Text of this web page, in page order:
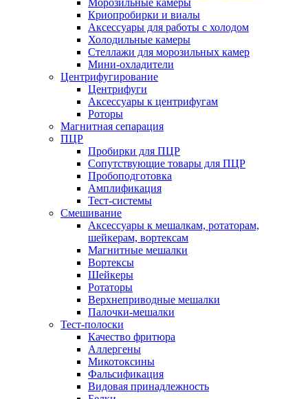
Морозильные камеры
Криопробирки и виалы
Аксессуары для работы с холодом
Холодильные камеры
Стеллажи для морозильных камер
Мини-охладители
Центрифугирование
Центрифуги
Аксессуары к центрифугам
Роторы
Магнитная сепарация
ПЦР
Пробирки для ПЦР
Сопутствующие товары для ПЦР
Пробоподготовка
Амплификация
Тест-системы
Смешивание
Аксессуары к мешалкам, ротаторам,
шейкерам, вортексам
Магнитные мешалки
Вортексы
Шейкеры
Ротаторы
Верхнеприводные мешалки
Палочки-мешалки
Тест-полоски
Качество фритюра
Аллергены
Микотоксины
Фальсификация
Видовая принадлежность